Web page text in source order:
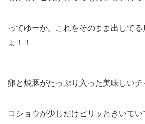
ってゆーか、これをそのまま出して
ょ！！
卵と焼豚がたっぷり入った美味しいチ
コショウが少しだけピリッときいて